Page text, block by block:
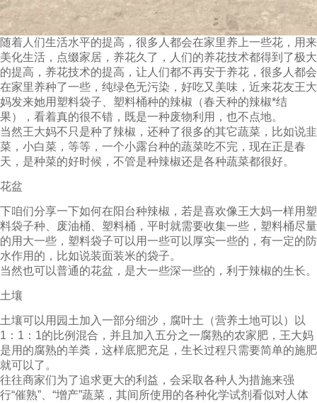
随着人们生活水平的提高，很多人都会在家里养上一些花，用来
美化生活，点缀家居，养花久了，人们的养花技术都得到了极大
的提高，养花技术的提高，让人们都不再安于养花，很多人都会
在家里养种了一些，纯绿色无污染，好吃又美味，近来花友王大
妈发来她用塑料袋子、塑料桶种的辣椒（春天种的辣椒*结
果），看着真的很不错，既是一种废物利用，也不点地。
当然王大妈不只是种了辣椒，还种了很多的其它蔬菜，比如说韭
菜，小白菜，等等，一个小露台种的蔬菜吃不完，现在正是春
天，是种菜的好时候，不管是种辣椒还是各种蔬菜都很好。
花盆
下咱们分享一下如何在阳台种辣椒，若是喜欢像王大妈一样用塑
料袋子种、废油桶、塑料桶，平时就需要收集一些，塑料桶尽量
的用大一些，塑料袋子可以用一些可以厚实一些的，有一定的防
水作用的，比如说装面装米的袋子。
当然也可以普通的花盆，是大一些深一些的，利于辣椒的生长。
土壤
土壤可以用园土加入一部分细沙，腐叶土（营养土地可以）以
1：1：1的比例混合，并且加入五分之一腐熟的农家肥，王大妈
是用的腐熟的羊粪，这样底肥充足，生长过程只需要简单的施肥
就可以了。
往往商家们为了追求更大的利益，会采取各种人为措施来强
行“催熟”、“增产”蔬菜，其间所使用的各种化学试剂看似对人体